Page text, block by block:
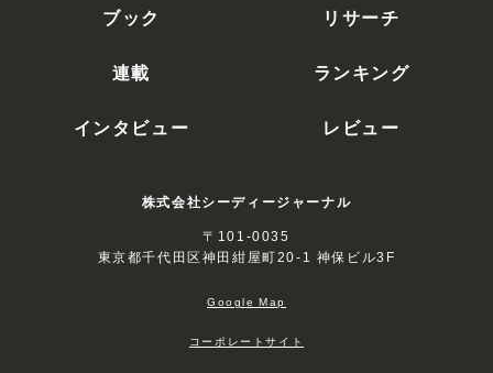
ブック リサーチ
連載 ランキング
インタビュー レビュー
株式会社シーディージャーナル
〒101-0035
東京都千代田区神田紺屋町20-1 神保ビル3F
Google Map
コーポレートサイト